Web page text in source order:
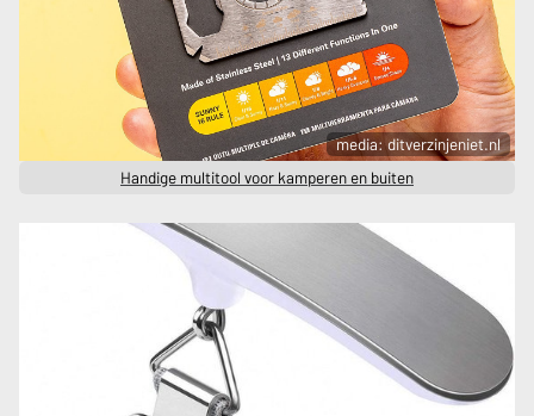
media: ditverzinjeniet.nl
Handige multitool voor kamperen en buiten